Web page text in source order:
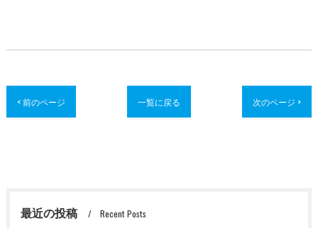
< 前のページ 一覧に戻る 次のページ >
最近の投稿 Recent Posts